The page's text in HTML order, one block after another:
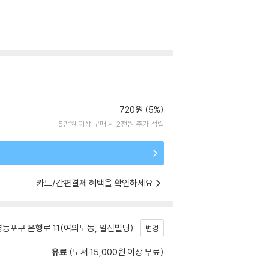
720원 (5%)
5만원 이상 구매 시 2천원 추가 적립
카드/간편결제 혜택을 확인하세요
포구 은행로 11(여의도동, 일신빌딩) 변경
유료 (도서 15,000원 이상 무료)